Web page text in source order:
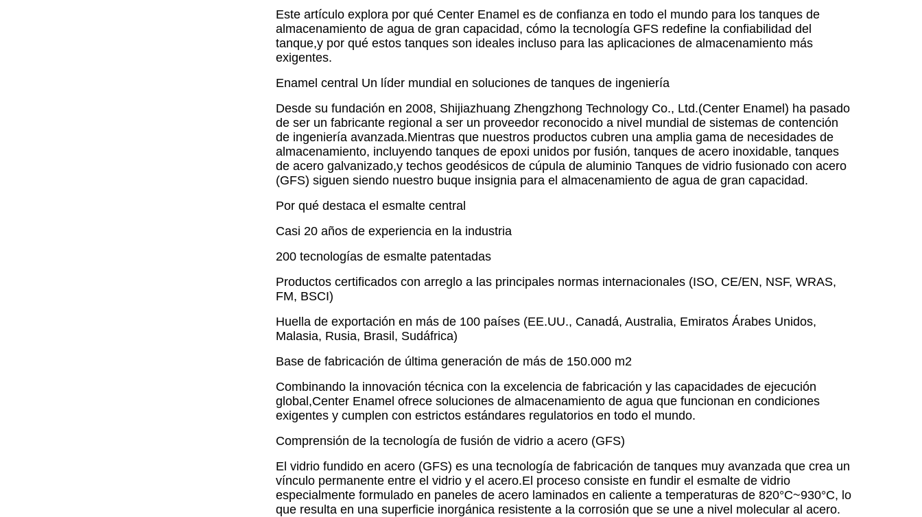
Este artículo explora por qué Center Enamel es de confianza en todo el mundo para los tanques de
almacenamiento de agua de gran capacidad, cómo la tecnología GFS redefine la confiabilidad del
tanque,y por qué estos tanques son ideales incluso para las aplicaciones de almacenamiento más
exigentes.
Enamel central Un líder mundial en soluciones de tanques de ingeniería
Desde su fundación en 2008, Shijiazhuang Zhengzhong Technology Co., Ltd.(Center Enamel) ha pasado
de ser un fabricante regional a ser un proveedor reconocido a nivel mundial de sistemas de contención
de ingeniería avanzada.Mientras que nuestros productos cubren una amplia gama de necesidades de
almacenamiento, incluyendo tanques de epoxi unidos por fusión, tanques de acero inoxidable, tanques
de acero galvanizado,y techos geodésicos de cúpula de aluminio Tanques de vidrio fusionado con acero
(GFS) siguen siendo nuestro buque insignia para el almacenamiento de agua de gran capacidad.
Por qué destaca el esmalte central
Casi 20 años de experiencia en la industria
200 tecnologías de esmalte patentadas
Productos certificados con arreglo a las principales normas internacionales (ISO, CE/EN, NSF, WRAS,
FM, BSCI)
Huella de exportación en más de 100 países (EE.UU., Canadá, Australia, Emiratos Árabes Unidos,
Malasia, Rusia, Brasil, Sudáfrica)
Base de fabricación de última generación de más de 150.000 m2
Combinando la innovación técnica con la excelencia de fabricación y las capacidades de ejecución
global,Center Enamel ofrece soluciones de almacenamiento de agua que funcionan en condiciones
exigentes y cumplen con estrictos estándares regulatorios en todo el mundo.
Comprensión de la tecnología de fusión de vidrio a acero (GFS)
El vidrio fundido en acero (GFS) es una tecnología de fabricación de tanques muy avanzada que crea un
vínculo permanente entre el vidrio y el acero.El proceso consiste en fundir el esmalte de vidrio
especialmente formulado en paneles de acero laminados en caliente a temperaturas de 820°C~930°C, lo
que resulta en una superficie inorgánica resistente a la corrosión que se une a nivel molecular al acero.